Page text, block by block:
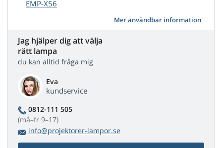
EMP-X56
Mer användbar information
Jag hjälper dig att välja
rätt lampa
du kan alltid fråga mig
Eva
kundservice
0812-111 505
(må–fr 9–17)
info@projektorer-lampor.se